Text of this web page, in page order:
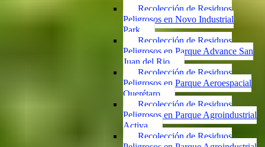
Recolección de Residuos
Peligrosos en Novo Industrial
Park
Recolección de Residuos
Peligrosos en Parque Advance San
Juan del Rio
Recolección de Residuos
Peligrosos en Parque Aeroespacial
Querétaro
Recolección de Residuos
Peligrosos en Parque Agroindustrial
Activa
Recolección de Residuos